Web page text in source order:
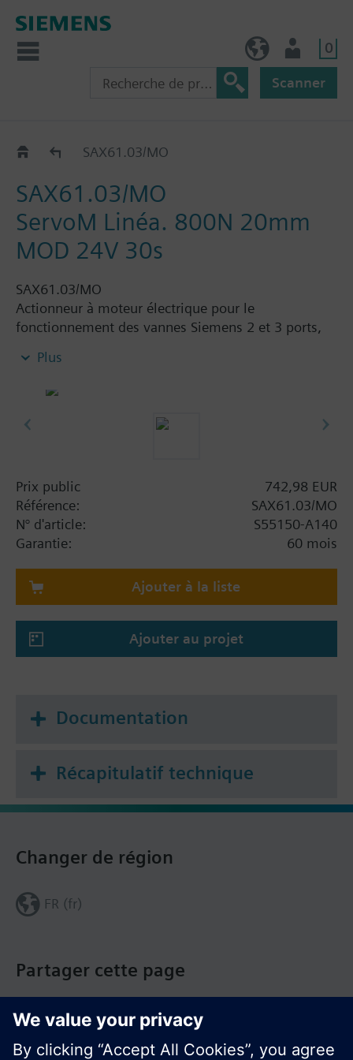
0
Scanner
SAX.. SAX61.03/MO
SAX61.03/MO
ServoM Linéa. 800N 20mm
MOD 24V 30s
SAX61.03/MO
Actionneur à moteur électrique pour le
fonctionnement des vannes Siemens 2 et 3 ports,
course de 20 mm comme vannes de régulation et
Avec réglage manuel et indicateur de position,
potentiomètre, module fonctionnel et chauffage de
tige.
Information complémentaire
UL listed
Remarque
Servomoteurs 800 N pour vannes avec course de 20
mm
Plus
Prix public
742,98 EUR
Référence:
SAX61.03/MO
N° d'article:
S55150-A140
Garantie:
60 mois
Ajouter à la liste
Ajouter au projet
Documentation
Récapitulatif technique
Partager cette page
Changer de région
FR (fr)